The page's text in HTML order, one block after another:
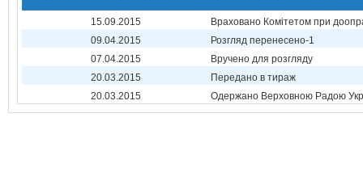
15.09.2015
Враховано Комітетом при
09.04.2015
Розгляд перенесено-1
07.04.2015
Вручено для розгляду
20.03.2015
Передано в тираж
20.03.2015
Одержано Верховною Радою